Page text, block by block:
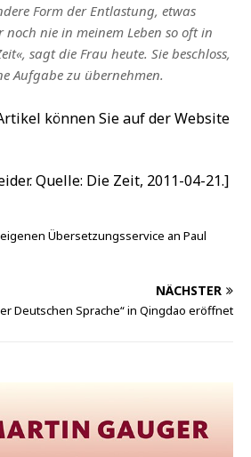
Form der Entlastung, etwas
noch nie in meinem Leben so oft in
sagt die Frau heute. Sie beschloss,
Aufgabe zu übernehmen.
können Sie auf der Website
Quelle: Die Zeit, 2011-04-21.]
Übersetzungsservice an Paul
NÄCHSTER
Deutschen Sprache“ in Qingdao eröffnet